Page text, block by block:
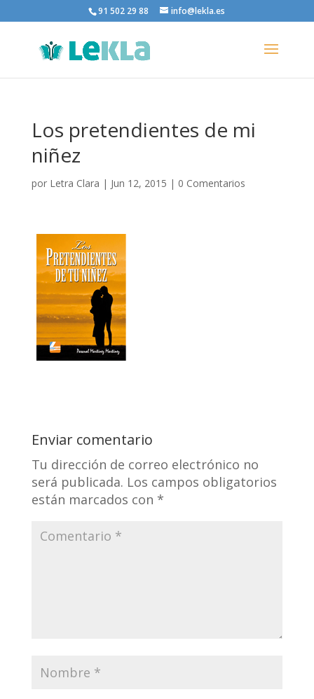
91 502 29 88 info@lekla.es
Los pretendientes de mi
niñez
por Letra Clara | Jun 12, 2015 | 0 Comentarios
Enviar comentario
Tu dirección de correo electrónico no
será publicada. Los campos obligatorios
están marcados con *